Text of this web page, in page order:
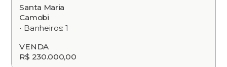
Santa Maria
Camobi
Banheiros: 1
VENDA
R$ 230.000,00